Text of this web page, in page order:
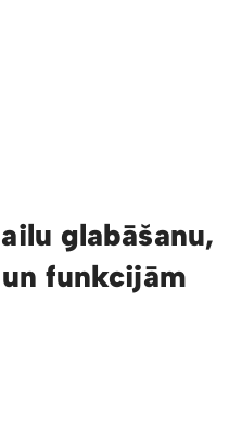
glabāšanu,
funkcijām